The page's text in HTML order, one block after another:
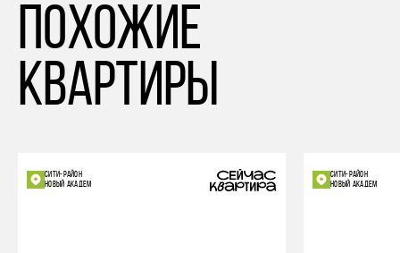
похожие
квартиры
СИТИ-РАЙОН
НОВЫЙ АКАДЕМ
СИТИ-РАЙОН
НОВЫЙ АКАДЕМ